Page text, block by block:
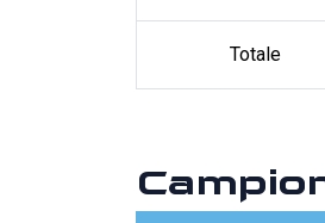
Totale